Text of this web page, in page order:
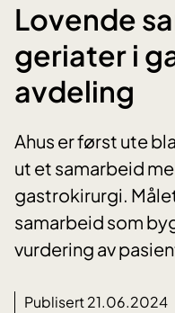
Lovende
geriater i
avdeling
Ahus er først ute
ut et samarbeid
gastrokirurgi.
samarbeid som
vurdering av
Publisert 21.06.2024